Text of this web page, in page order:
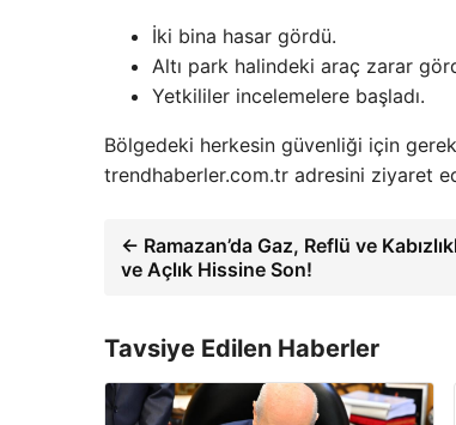
İki bina hasar gördü.
Altı park halindeki araç zarar
Yetkililer incelemelere başladı.
Bölgedeki herkesin güvenliği için
trendhaberler.com.tr adresini ziyaret
← Ramazan’da Gaz, Reflü ve
ve Açlık Hissine Son!
Tavsiye Edilen Haberler